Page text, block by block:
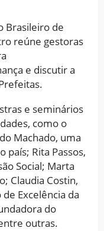
Brasileiro de
reúne gestoras
e discutir a
e seminários
como o
Machado, uma
país; Rita Passos,
Social; Marta
Claudia Costin,
Excelência da
do
outras.